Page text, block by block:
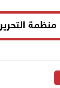
منظمة التحرير